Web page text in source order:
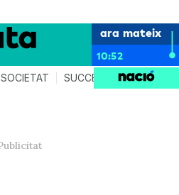
ara mateix
10:52
SOCIETAT SUCCESSOS AGENDA